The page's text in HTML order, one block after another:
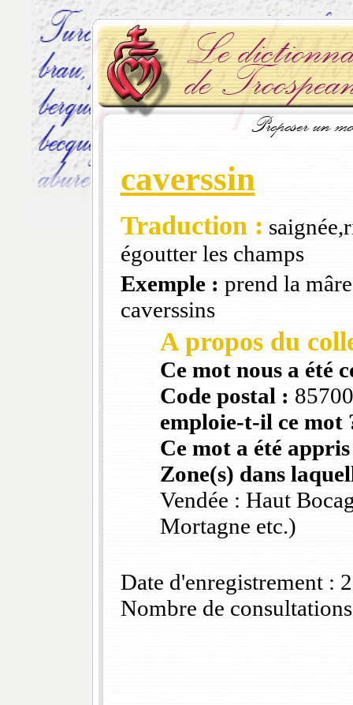
caverssin
Traduction :
égoutter les champs
Exemple : prend la
caverssins
A propos du
Ce mot nous a été
Code postal :
emploie-t-il ce mot
Ce mot a été
Zone(s) dans
Vendée : Haut
Mortagne etc.)
Date d'enregistrement :
Nombre de